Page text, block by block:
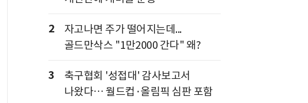
2
자고나면 주가 떨어지는데...
골드만삭스 "1만2000 간다" 왜?
3
축구협회 '성접대' 감사보고서
나왔다… 월드컵·올림픽 심판 포함